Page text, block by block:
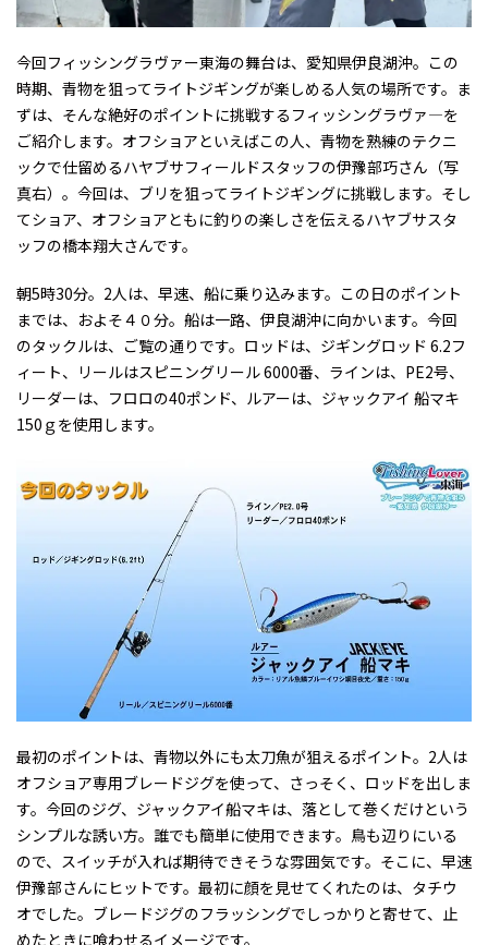
今回フィッシングラヴァー東海の舞台は、愛知県伊良湖沖。この
時期、青物を狙ってライトジギングが楽しめる人気の場所です。ま
ずは、そんな絶好のポイントに挑戦するフィッシングラヴァ―を
ご紹介します。オフショアといえばこの人、青物を熟練のテクニ
ックで仕留めるハヤブサフィールドスタッフの伊豫部巧さん（写
真右）。今回は、ブリを狙ってライトジギングに挑戦します。そし
てショア、オフショアともに釣りの楽しさを伝えるハヤブサスタ
ッフの橋本翔大さんです。
朝5時30分。2人は、早速、船に乗り込みます。この日のポイント
までは、およそ４０分。船は一路、伊良湖沖に向かいます。今回
のタックルは、ご覧の通りです。ロッドは、ジギングロッド 6.2フ
ィート、リールはスピニングリール 6000番、ラインは、PE2号、
リーダーは、フロロの40ポンド、ルアーは、ジャックアイ 船マキ
150ｇを使用します。
最初のポイントは、青物以外にも太刀魚が狙えるポイント。2人は
オフショア専用ブレードジグを使って、さっそく、ロッドを出しま
す。今回のジグ、ジャックアイ船マキは、落として巻くだけという
シンプルな誘い方。誰でも簡単に使用できます。鳥も辺りにいる
ので、スイッチが入れば期待できそうな雰囲気です。そこに、早速
伊豫部さんにヒットです。最初に顔を見せてくれたのは、タチウ
オでした。ブレードジグのフラッシングでしっかりと寄せて、止
めたときに喰わせるイメージです。